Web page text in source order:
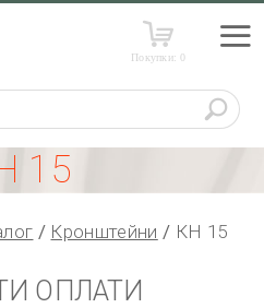
Покупки:0
15
Кронштейни КН 15
ОПЛАТИ